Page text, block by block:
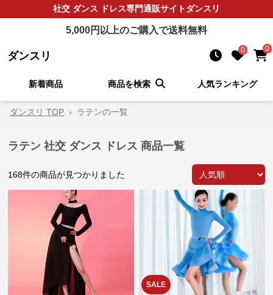
社交 ダンス ドレス専門通販サイトダンスリ
5,000円以上のご購入で送料無料
ダンスリ 0 0
新着商品 商品を検索 人気ランキング
ダンスリ TOP › ラテンの一覧
ラテン 社交 ダンス ドレス 商品一覧
168件の商品が見つかりました
SALE